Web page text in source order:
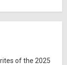
of the 2025